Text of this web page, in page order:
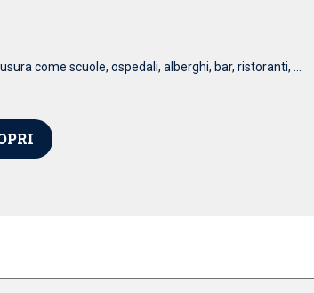
come scuole, ospedali, alberghi, bar, ristoranti, ...